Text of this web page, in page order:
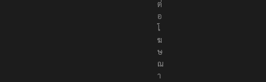
ต่
อ
โ
ฆ
ษ
ณ
า